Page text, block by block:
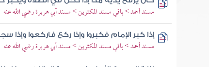
مسند أحمد > باقي مسند المكثرين > مسند أبي هريرة رضي الله عنه
إذا كبر الإمام فكبروا وإذا ركع فاركعوا وإذا
مسند أحمد > باقي مسند المكثرين > مسند أبي هريرة رضي الله عنه